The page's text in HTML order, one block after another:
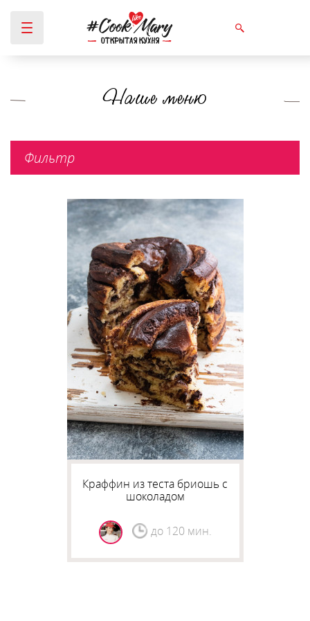
Вы здесь Наше меню
Фильтр
Краффин из теста бриошь с
шоколадом
до 120 мин.